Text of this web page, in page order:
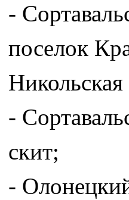
-
поселок
-
скит;
-